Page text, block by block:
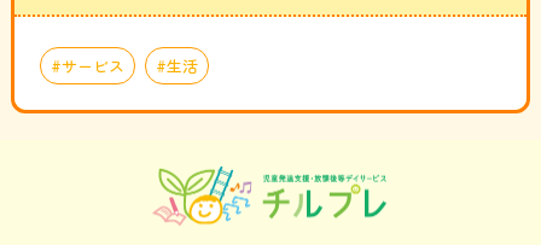
サービス 生活